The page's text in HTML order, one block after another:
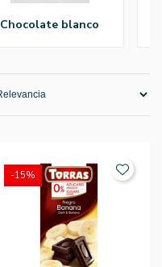
chocolate blanco
-15%